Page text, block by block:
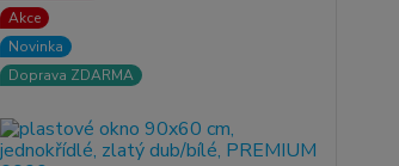
Akce
Novinka
Doprava ZDARMA